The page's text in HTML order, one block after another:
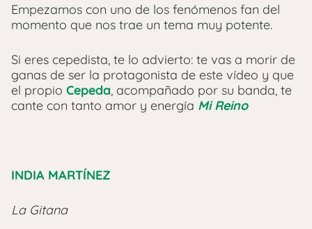
Empezamos con uno de los fenómenos fan del
momento que nos trae un tema muy potente.
Si eres cepedista, te lo advierto: te vas a morir de
ganas de ser la protagonista de este vídeo y que
el propio Cepeda, acompañado por su banda, te
cante con tanto amor y energía Mi Reino
INDIA MARTÍNEZ
La Gitana